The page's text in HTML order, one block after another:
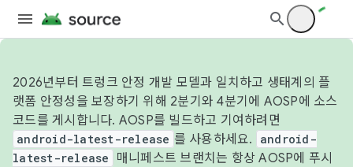
2026년부터 트렁크 안정 개발 모델과 일치하고 생태계의 플
랫폼 안정성을 보장하기 위해 2분기와 4분기에 AOSP에 소스
코드를 게시합니다. AOSP를 빌드하고 기여하려면
android-latest-release 를 사용하세요.
android-
latest-release
매니페스트 브랜치는 항상 AOSP에 푸시